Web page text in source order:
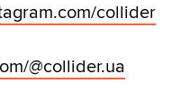
collider
@collider.ua